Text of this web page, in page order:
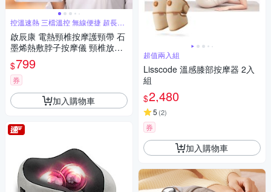
控溫速熱 三檔溫控 無線便捷 超長續
航
啟辰康 電熱頸椎按摩護頸帶 石
墨烯熱敷脖子按摩儀 頸椎放鬆
按摩器 頸椎保暖神器
$799
券
加入購物車
超值兩入組
Lisscode 溫感膝部按摩器 2入
組
$2,480
5 (2)
券
加入購物車